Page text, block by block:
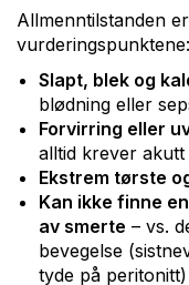
Allmenntilstanden
vurderingspunktene:
Slapt, blek og
blødning eller
Forvirring eller
alltid krever
Ekstrem tørste
Kan ikke finne
av smerte – vs.
bevegelse
tyde på peritonitt)